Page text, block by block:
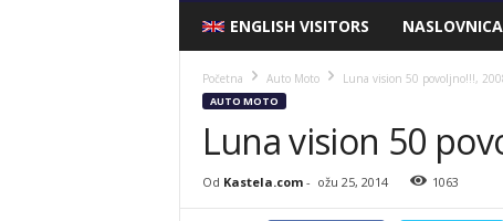
ENGLISH VISITORS NASLOVNICA
Početna Auto Moto Luna vision 50 povoljno!!!,
AUTO MOTO
Luna vision 50
Od Kastela.com- ožu 25, 2014 1063